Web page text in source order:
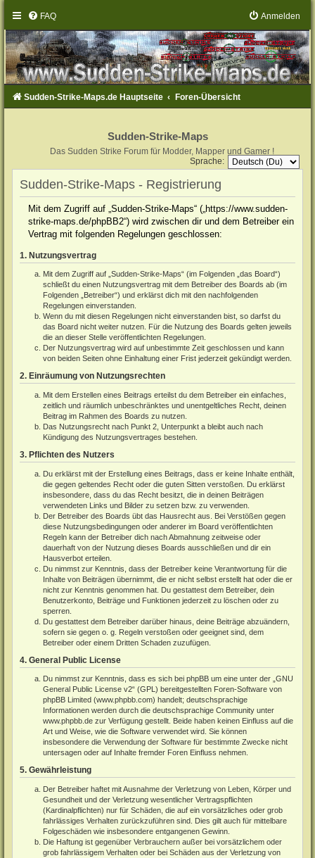
FAQ Anmelden
Sudden-Strike-Maps.de Hauptseite Foren-Übersicht
Sudden-Strike-Maps
Das Sudden Strike Forum für Modder, Mapper und Gamer !
Sprache:
Sudden-Strike-Maps - Registrierung
Mit dem Zugriff auf „Sudden-Strike-Maps“ („https://www.sudden-
strike-maps.de/phpBB2“) wird zwischen dir und dem Betreiber ein
Vertrag mit folgenden Regelungen geschlossen:
1. Nutzungsvertrag
Mit dem Zugriff auf „Sudden-Strike-Maps“ (im Folgenden „das Board“)
schließt du einen Nutzungsvertrag mit dem Betreiber des Boards ab (im
Folgenden „Betreiber“) und erklärst dich mit den nachfolgenden
Regelungen einverstanden.
Wenn du mit diesen Regelungen nicht einverstanden bist, so darfst du
das Board nicht weiter nutzen. Für die Nutzung des Boards gelten jeweils
die an dieser Stelle veröffentlichten Regelungen.
Der Nutzungsvertrag wird auf unbestimmte Zeit geschlossen und kann
von beiden Seiten ohne Einhaltung einer Frist jederzeit gekündigt werden.
2. Einräumung von Nutzungsrechten
Mit dem Erstellen eines Beitrags erteilst du dem Betreiber ein einfaches,
zeitlich und räumlich unbeschränktes und unentgeltliches Recht, deinen
Beitrag im Rahmen des Boards zu nutzen.
Das Nutzungsrecht nach Punkt 2, Unterpunkt a bleibt auch nach
Kündigung des Nutzungsvertrages bestehen.
3. Pflichten des Nutzers
Du erklärst mit der Erstellung eines Beitrags, dass er keine Inhalte enthält,
die gegen geltendes Recht oder die guten Sitten verstoßen. Du erklärst
insbesondere, dass du das Recht besitzt, die in deinen Beiträgen
verwendeten Links und Bilder zu setzen bzw. zu verwenden.
Der Betreiber des Boards übt das Hausrecht aus. Bei Verstößen gegen
diese Nutzungsbedingungen oder anderer im Board veröffentlichten
Regeln kann der Betreiber dich nach Abmahnung zeitweise oder
dauerhaft von der Nutzung dieses Boards ausschließen und dir ein
Hausverbot erteilen.
Du nimmst zur Kenntnis, dass der Betreiber keine Verantwortung für die
Inhalte von Beiträgen übernimmt, die er nicht selbst erstellt hat oder die er
nicht zur Kenntnis genommen hat. Du gestattest dem Betreiber, dein
Benutzerkonto, Beiträge und Funktionen jederzeit zu löschen oder zu
sperren.
Du gestattest dem Betreiber darüber hinaus, deine Beiträge abzuändern,
sofern sie gegen o. g. Regeln verstoßen oder geeignet sind, dem
Betreiber oder einem Dritten Schaden zuzufügen.
4. General Public License
Du nimmst zur Kenntnis, dass es sich bei phpBB um eine unter der „GNU
General Public License v2“ (GPL) bereitgestellten Foren-Software von
phpBB Limited (www.phpbb.com) handelt; deutschsprachige
Informationen werden durch die deutschsprachige Community unter
www.phpbb.de zur Verfügung gestellt. Beide haben keinen Einfluss auf die
Art und Weise, wie die Software verwendet wird. Sie können
insbesondere die Verwendung der Software für bestimmte Zwecke nicht
untersagen oder auf Inhalte fremder Foren Einfluss nehmen.
5. Gewährleistung
Der Betreiber haftet mit Ausnahme der Verletzung von Leben, Körper und
Gesundheit und der Verletzung wesentlicher Vertragspflichten
(Kardinalpflichten) nur für Schäden, die auf ein vorsätzliches oder grob
fahrlässiges Verhalten zurückzuführen sind. Dies gilt auch für mittelbare
Folgeschäden wie insbesondere entgangenen Gewinn.
Die Haftung ist gegenüber Verbrauchern außer bei vorsätzlichem oder
grob fahrlässigem Verhalten oder bei Schäden aus der Verletzung von